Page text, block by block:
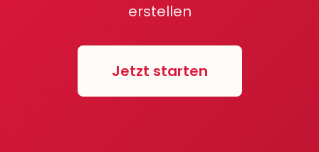
erstellen
Jetzt starten